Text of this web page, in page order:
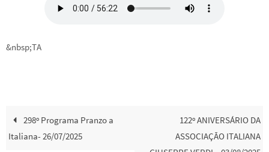
&nbsp;TA
298º Programa Pranzo a
Italiana- 26/07/2025
122º ANIVERSÁRIO DA
ASSOCIAÇÃO ITALIANA